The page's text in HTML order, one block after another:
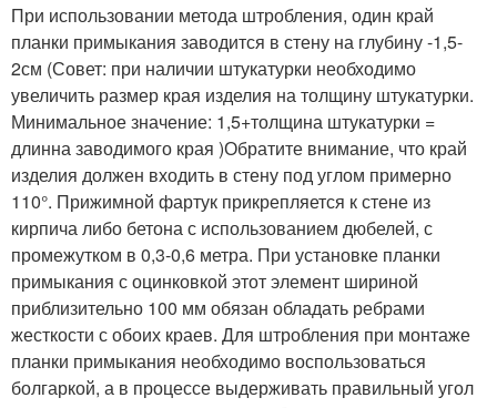
При использовании метода штробления, один край
планки примыкания заводится в стену на глубину -1,5-
2см (Совет: при наличии штукатурки необходимо
увеличить размер края изделия на толщину штукатурки.
Минимальное значение: 1,5+толщина штукатурки =
длинна заводимого края )Обратите внимание, что край
изделия должен входить в стену под углом примерно
110°. Прижимной фартук прикрепляется к стене из
кирпича либо бетона с использованием дюбелей, с
промежутком в 0,3-0,6 метра. При установке планки
примыкания с оцинковкой этот элемент шириной
приблизительно 100 мм обязан обладать ребрами
жесткости с обоих краев. Для штробления при монтаже
планки примыкания необходимо воспользоваться
болгаркой, а в процессе выдерживать правильный угол